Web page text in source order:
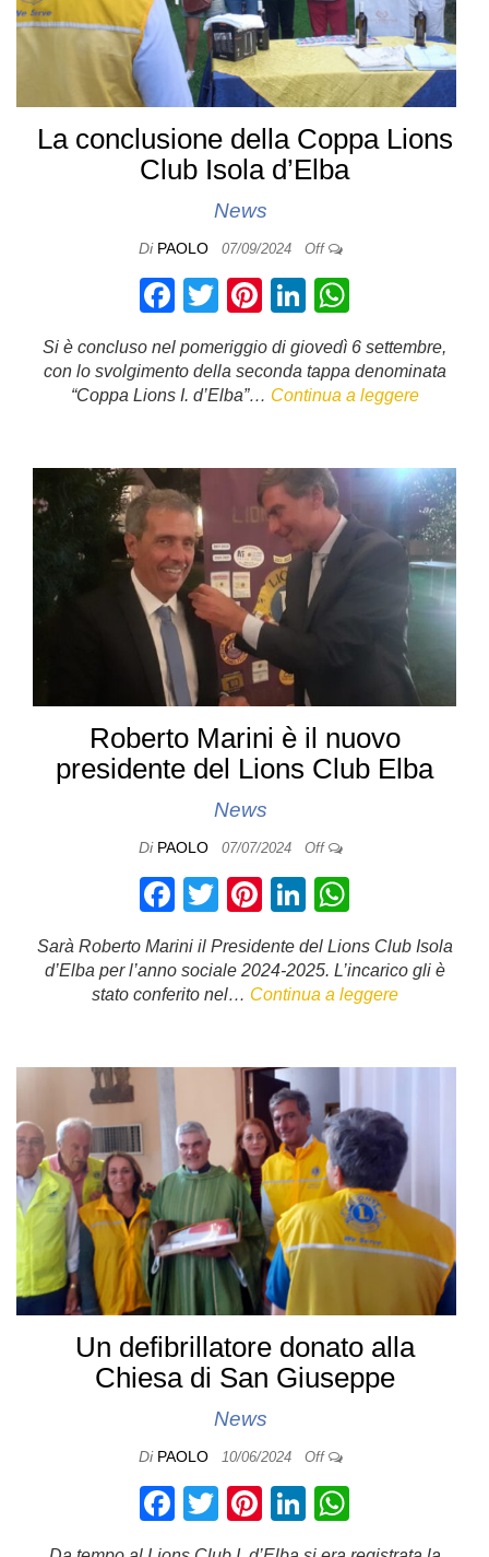
La conclusione della Coppa Lions
Club Isola d’Elba
News
Di PAOLO 07/09/2024 Off
F
c
e
o
o
k
T
wi
tt
er
Pi
nt
er
e
Li
k
e
n
h
at
s
p
p
Si è concluso nel pomeriggio di giovedì 6 settembre,
con lo svolgimento della seconda tappa denominata
“Coppa Lions I. d’Elba”… Continua a leggere
Roberto Marini è il nuovo
presidente del Lions Club Elba
News
Di PAOLO 07/07/2024 Off
F
a
c
e
o
k
T
wi
tt
er
Pi
er
e
Li
n
k
e
n
at
s
p
p
Sarà Roberto Marini il Presidente del Lions Club Isola
d’Elba per l’anno sociale 2024-2025. L’incarico gli è
stato conferito nel… Continua a leggere
Un defibrillatore donato alla
Chiesa di San Giuseppe
News
Di PAOLO 10/06/2024 Off
F
a
T
wi
Pi
nt
Li
n